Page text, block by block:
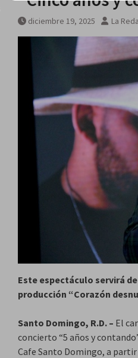
diciembre 19, 2025 La
Este espectáculo servirá
producción “Corazón
Santo Domingo, R.D. – El
concierto “5 años y
Cafe Santo Domingo, a partir